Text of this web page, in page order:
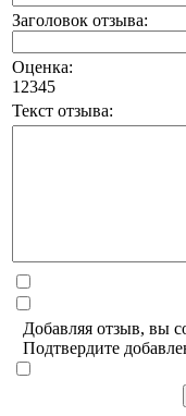
Заголовок отзыва:
Оценка:
1 2345
Текст отзыва:
Добавляя отзыв, вы
Подтвердите